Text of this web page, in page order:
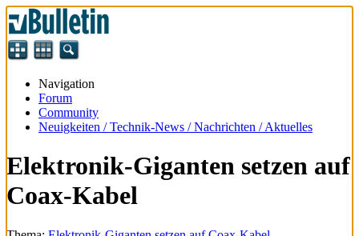
Navigation
Forum
Community
Neuigkeiten / Technik-News / Nachrichten / Aktuelles
Elektronik-Giganten setzen auf
Coax-Kabel